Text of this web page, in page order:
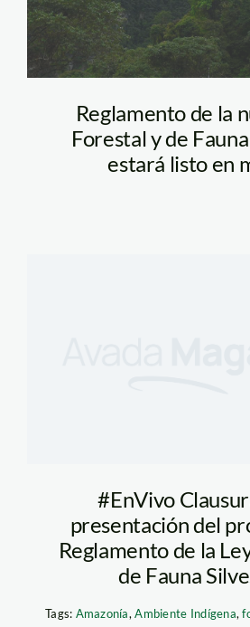
Reglamento de la
Forestal y de
estará listo en
#EnVivo
presentación del
Reglamento de la
de Fauna
Tags: Amazonía,Ambiente Indígena,